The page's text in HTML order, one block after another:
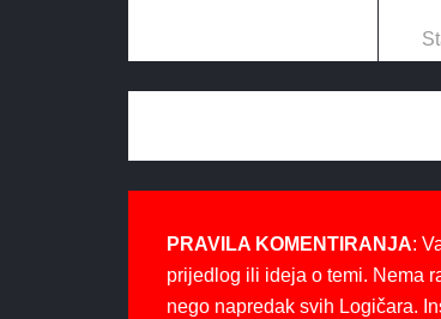
PRAVILA KOMENTIRANJA:
prijedlog ili ideja o temi. Nema
nego napredak svih Logičara.